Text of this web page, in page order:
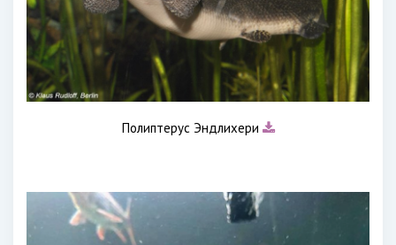
Полиптерус Эндлихери